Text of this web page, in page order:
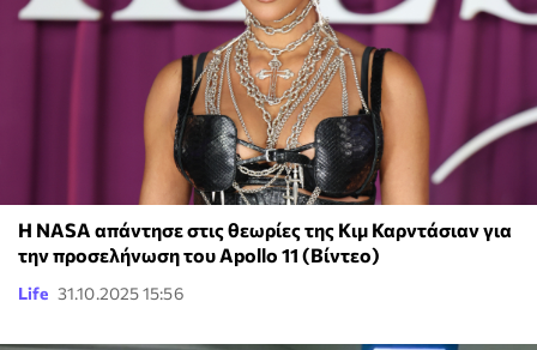
H NASA απάντησε στις θεωρίες της Κιμ Καρντάσιαν για
την προσελήνωση του Apollo 11 (Βίντεο)
Life 31.10.2025 15:56